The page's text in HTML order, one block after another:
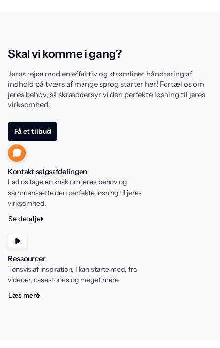
Skal vi komme i gang?
Jeres rejse mod en effektiv og strømlinet håndtering af
indhold på tværs af mange sprog starter her! Fortæl os om
jeres behov, så skræddersyr vi den perfekte løsning til jeres
virksomhed.
Få et tilbud
Kontakt salgsafdelingen
Lad os tage en snak om jeres behov og
sammensætte den perfekte løsning til jeres
virksomhed.
Se detaljer
Ressourcer
Tonsvis af inspiration, I kan starte med, fra
videoer, casestories og meget mere.
Læs mere